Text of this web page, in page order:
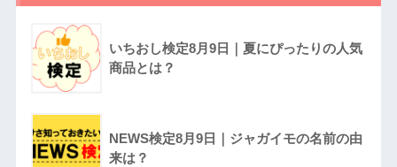
いちおし検定8月9日｜夏にぴったりの人気
商品とは？
NEWS検定8月9日｜ジャガイモの名前の由
来は？